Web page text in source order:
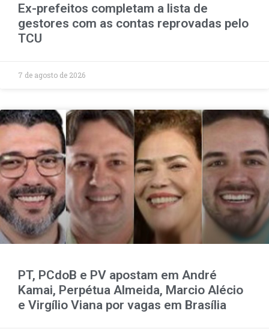
Ex-prefeitos completam a lista de
gestores com as contas reprovadas pelo
TCU
7 de agosto de 2026
PT, PCdoB e PV apostam em André
Kamai, Perpétua Almeida, Marcio Alécio
e Virgílio Viana por vagas em Brasília